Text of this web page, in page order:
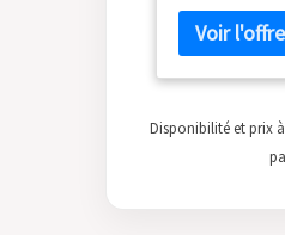
où vous
beauté de
plus, il peut
élément
votre jardin.
Disponibilité et prix